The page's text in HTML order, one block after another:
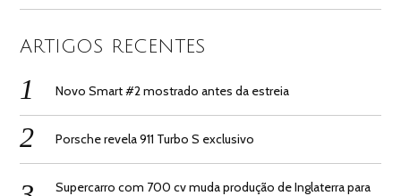
ARTIGOS RECENTES
Novo Smart #2 mostrado antes da estreia
Porsche revela 911 Turbo S exclusivo
Supercarro com 700 cv muda produção de Inglaterra para